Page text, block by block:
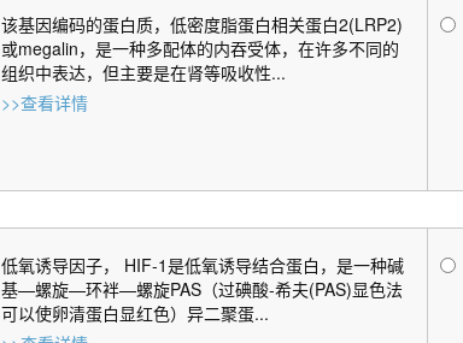
该基因编码的蛋白质，低密度脂蛋白相关蛋白2(LRP2)
或megalin，是一种多配体的内吞受体，在许多不同的
组织中表达，但主要是在肾等吸收性...
>>查看详情
低氧诱导因子， HIF-1是低氧诱导结合蛋白，是一种碱
基—螺旋—环袢—螺旋PAS（过碘酸-希夫(PAS)显色法
可以使卵清蛋白显红色）异二聚蛋...